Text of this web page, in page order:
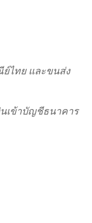
ไทย และขนส่ง
นเข้าบัญชีธนาคาร